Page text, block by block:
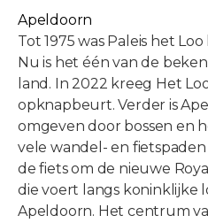
Apeldoorn
Tot 1975 was Paleis het
Nu is het één van de
land. In 2022 kreeg Het
opknapbeurt. Verder is
omgeven door bossen en
vele wandel- en
de fiets om de nieuwe
die voert langs koninklijke
Apeldoorn. Het centrum